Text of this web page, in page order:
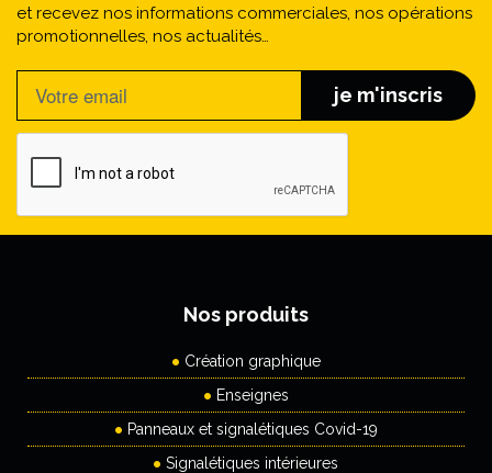
et recevez nos informations commerciales, nos opérations
promotionnelles, nos actualités…
je m'inscris
Nos produits
Création graphique
Enseignes
Panneaux et signalétiques Covid-19
Signalétiques intérieures